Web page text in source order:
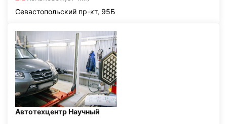
Севастопольский пр-кт, 95Б
Автотехцентр Научный